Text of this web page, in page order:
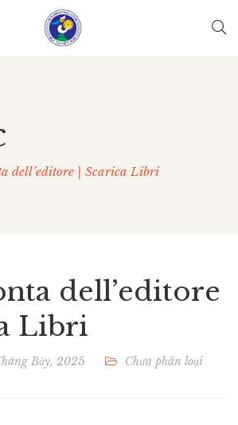
dell’editore | Scarica Libri
dell’editore
Libri
Bảy, 2025
Chưa phân loại